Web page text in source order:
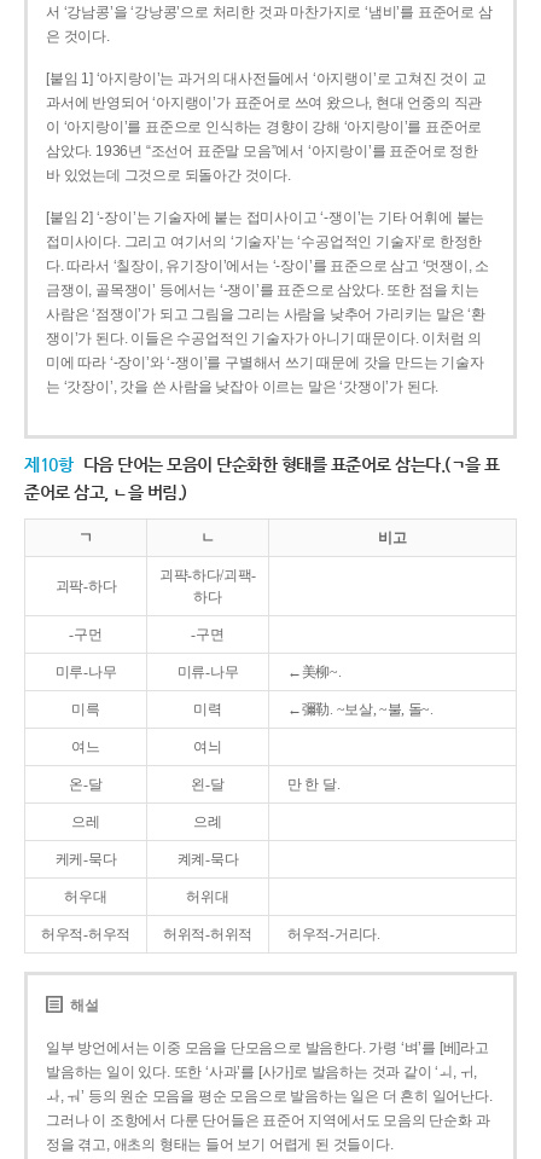
서 ‘강남콩’을 ‘강낭콩’으로 처리한 것과 마찬가지로 ‘냄비’를 표준어로 삼
은 것이다.
[붙임 1] ‘아지랑이’는 과거의 대사전들에서 ‘아지랭이’로 고쳐진 것이 교
과서에 반영되어 ‘아지랭이’가 표준어로 쓰여 왔으나, 현대 언중의 직관
이 ‘아지랑이’를 표준으로 인식하는 경향이 강해 ‘아지랑이’를 표준어로
삼았다. 1936년 “조선어 표준말 모음”에서 ‘아지랑이’를 표준어로 정한
바 있었는데 그것으로 되돌아간 것이다.
[붙임 2] ‘-장이’는 기술자에 붙는 접미사이고 ‘-쟁이’는 기타 어휘에 붙는
접미사이다. 그리고 여기서의 ‘기술자’는 ‘수공업적인 기술자’로 한정한
다. 따라서 ‘칠장이, 유기장이’에서는 ‘-장이’를 표준으로 삼고 ‘멋쟁이, 소
금쟁이, 골목쟁이’ 등에서는 ‘-쟁이’를 표준으로 삼았다. 또한 점을 치는
사람은 ‘점쟁이’가 되고 그림을 그리는 사람을 낮추어 가리키는 말은 ‘환
쟁이’가 된다. 이들은 수공업적인 기술자가 아니기 때문이다. 이처럼 의
미에 따라 ‘-장이’와 ‘-쟁이’를 구별해서 쓰기 때문에 갓을 만드는 기술자
는 ‘갓장이’, 갓을 쓴 사람을 낮잡아 이르는 말은 ‘갓쟁이’가 된다.
제10항 다음 단어는 모음이 단순화한 형태를 표준어로 삼는다.(ㄱ을 표
준어로 삼고, ㄴ을 버림.)
ㄱ ㄴ 비고
괴팍-하다
괴퍅-하다/괴팩-
하다
-구먼 -구면
미루-나무 미류-나무 ←美柳~.
미륵 미력 ←彌勒. ~보살, ~불, 돌~.
여느 여늬
온-달 왼-달 만 한 달.
으레 으례
케케-묵다 켸켸-묵다
허우대 허위대
허우적-허우적 허위적-허위적 허우적-거리다.
해설
일부 방언에서는 이중 모음을 단모음으로 발음한다. 가령 ‘벼’를 [베]라고
발음하는 일이 있다. 또한 ‘사과’를 [사가]로 발음하는 것과 같이 ‘ㅚ, ㅟ,
ㅘ, ㅝ’ 등의 원순 모음을 평순 모음으로 발음하는 일은 더 흔히 일어난다.
그러나 이 조항에서 다룬 단어들은 표준어 지역에서도 모음의 단순화 과
정을 겪고, 애초의 형태는 들어 보기 어렵게 된 것들이다.